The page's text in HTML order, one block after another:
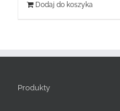
Dodaj do koszyka
Produkty